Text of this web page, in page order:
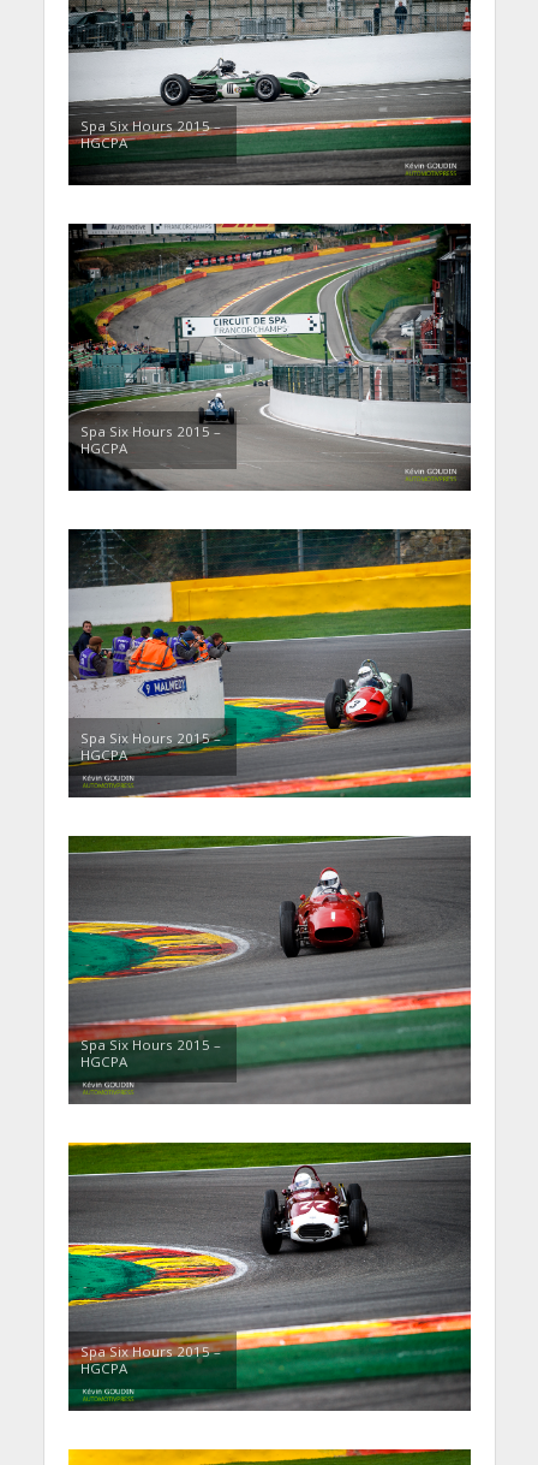
Spa Six Hours 2015 –
HGCPA
Spa Six Hours 2015 –
HGCPA
Spa Six Hours 2015 –
HGCPA
Spa Six Hours 2015 –
HGCPA
Spa Six Hours 2015 –
HGCPA